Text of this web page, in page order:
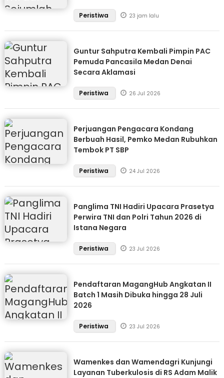
Peristiwa 23 jam lalu
Guntur Sahputra Kembali Pimpin PAC
Pemuda Pancasila Medan Denai
Secara Aklamasi
Peristiwa 26 Jul 2026
Perjuangan Pengacara Kondang
Berbuah Hasil, Pemko Medan Rubuhkan
Tembok PT SBP
Peristiwa 24 Jul 2026
Panglima TNI Hadiri Upacara Prasetya
Perwira TNI dan Polri Tahun 2026 di
Istana Negara
Peristiwa 23 Jul 2026
Pendaftaran MagangHub Angkatan II
Batch 1 Masih Dibuka hingga 28 Juli
2026
Peristiwa 23 Jul 2026
Wamenkes dan Wamendagri Kunjungi
Layanan Tuberkulosis di RS Adam Malik